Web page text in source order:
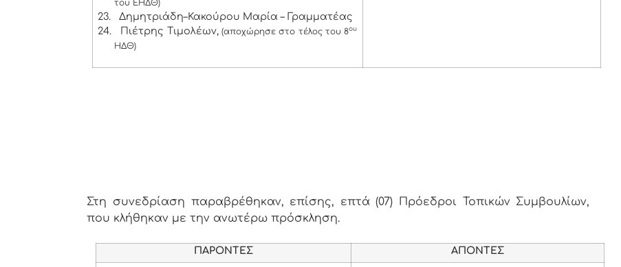
του ΕΗΔΘ)
23.
Δημητριάδη–Κακούρου Μαρία – Γραμματέας
24.
Πιέτρης Τιμολέων,(αποχώρησε στο τέλος του 8ου
ΗΔΘ)
Στη συνεδρίαση παραβρέθηκαν, επίσης, επτά (07) Πρόεδροι Τοπικών Συμβουλίων,
που κλήθηκαν με την ανωτέρω πρόσκληση.
ΠΑΡΟΝΤΕΣ ΑΠΟΝΤΕΣ